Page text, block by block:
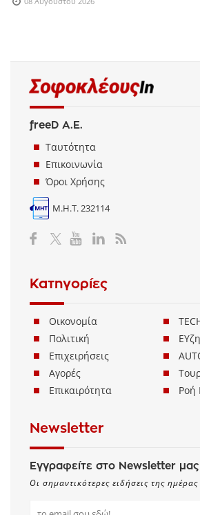
freeD Α.Ε.
Ταυτότητα
Επικοινωνία
Όροι Χρήσης
Μ.Η.Τ. 232114
Κατηγορίες
Οικονομία
Πολιτική
Επιχειρήσεις
Αγορές
Επικαιρότητα
Ροή
Newsletter
Εγγραφείτε στο Newsletter μας
Οι σημαντικότερες ειδήσεις της